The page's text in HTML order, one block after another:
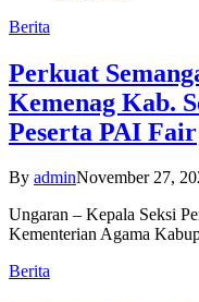
Berita
Perkuat
Kemenag Kab.
Peserta PAI Fair
By adminNovember 27,
Ungaran – Kepala Seksi
Kementerian Agama
Berita